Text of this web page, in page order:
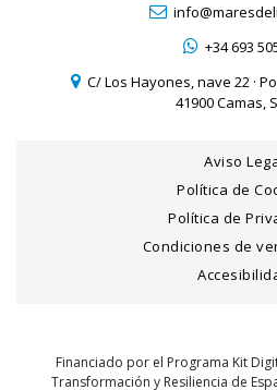
+34 693
C/ Los Hayones, nave 22 ·
41900 Camas,
Aviso
Política de
Política de
Condiciones de
Financiado por el Programa Kit
Transformación y Resiliencia de